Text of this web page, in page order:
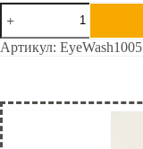
Количество
товара
Станция
для
Артикул: EyeWash1005